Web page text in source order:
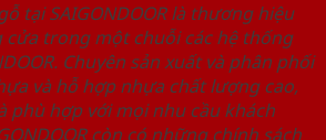
tại SAIGONDOOR là thương hiệu
cửa trong một chuỗi các hệ thống
Chuyên sản xuất và phân phối
và hỗ hợp nhựa chất lượng cao,
phù hợp với mọi nhu cầu khách
còn có những chính sách